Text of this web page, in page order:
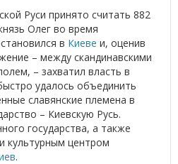
Руси принято считать 882
Олег во время
в Киеве и, оценив
– между скандинавскими
– захватил власть в
удалось объединить
славянские племена в
– Киевскую Русь.
государства, а также
культурным центром
.